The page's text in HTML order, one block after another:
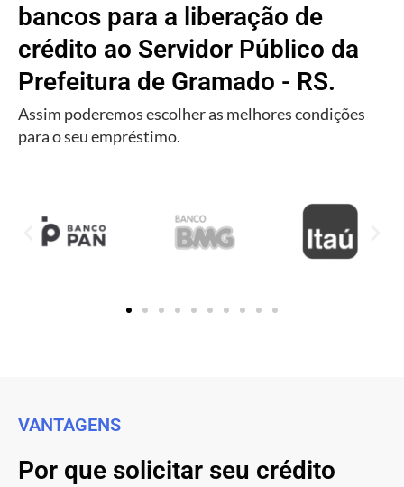
bancos para a liberação de
crédito ao Servidor Público da
Prefeitura de Gramado - RS.
Assim poderemos escolher as melhores condições
para o seu empréstimo.
VANTAGENS
Por que solicitar seu crédito